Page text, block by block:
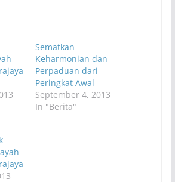
Sematkan
Keharmonian dan
Perpaduan dari
Peringkat Awal
September 4, 2013
In "Berita"